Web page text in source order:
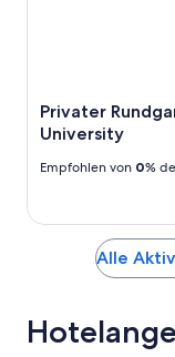
Privater
University
Empfohlen von 0%
Alle